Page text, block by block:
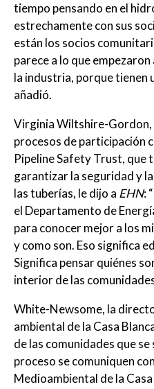
tiempo pensando en el
estrechamente con sus
están los socios
parece a lo que
la industria, porque tienen
añadió.
Virginia Wiltshire-Gordon,
procesos de participación
Pipeline Safety Trust, que
garantizar la seguridad y
las tuberías, le dijo a EHN:
el Departamento de
para conocer mejor a los
y como son. Eso significa
Significa pensar quiénes
interior de las
White-Newsome, la
ambiental de la Casa
de las comunidades que
proceso se comuniquen
Medioambiental de la Casa